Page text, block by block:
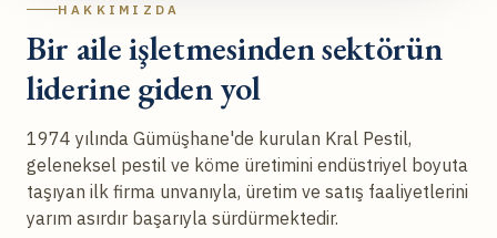
HAKKIMIZDA
Bir aile işletmesinden sektörün
liderine giden yol
1974 yılında Gümüşhane'de kurulan Kral Pestil,
geleneksel pestil ve köme üretimini endüstriyel boyuta
taşıyan ilk firma unvanıyla, üretim ve satış faaliyetlerini
yarım asırdır başarıyla sürdürmektedir.